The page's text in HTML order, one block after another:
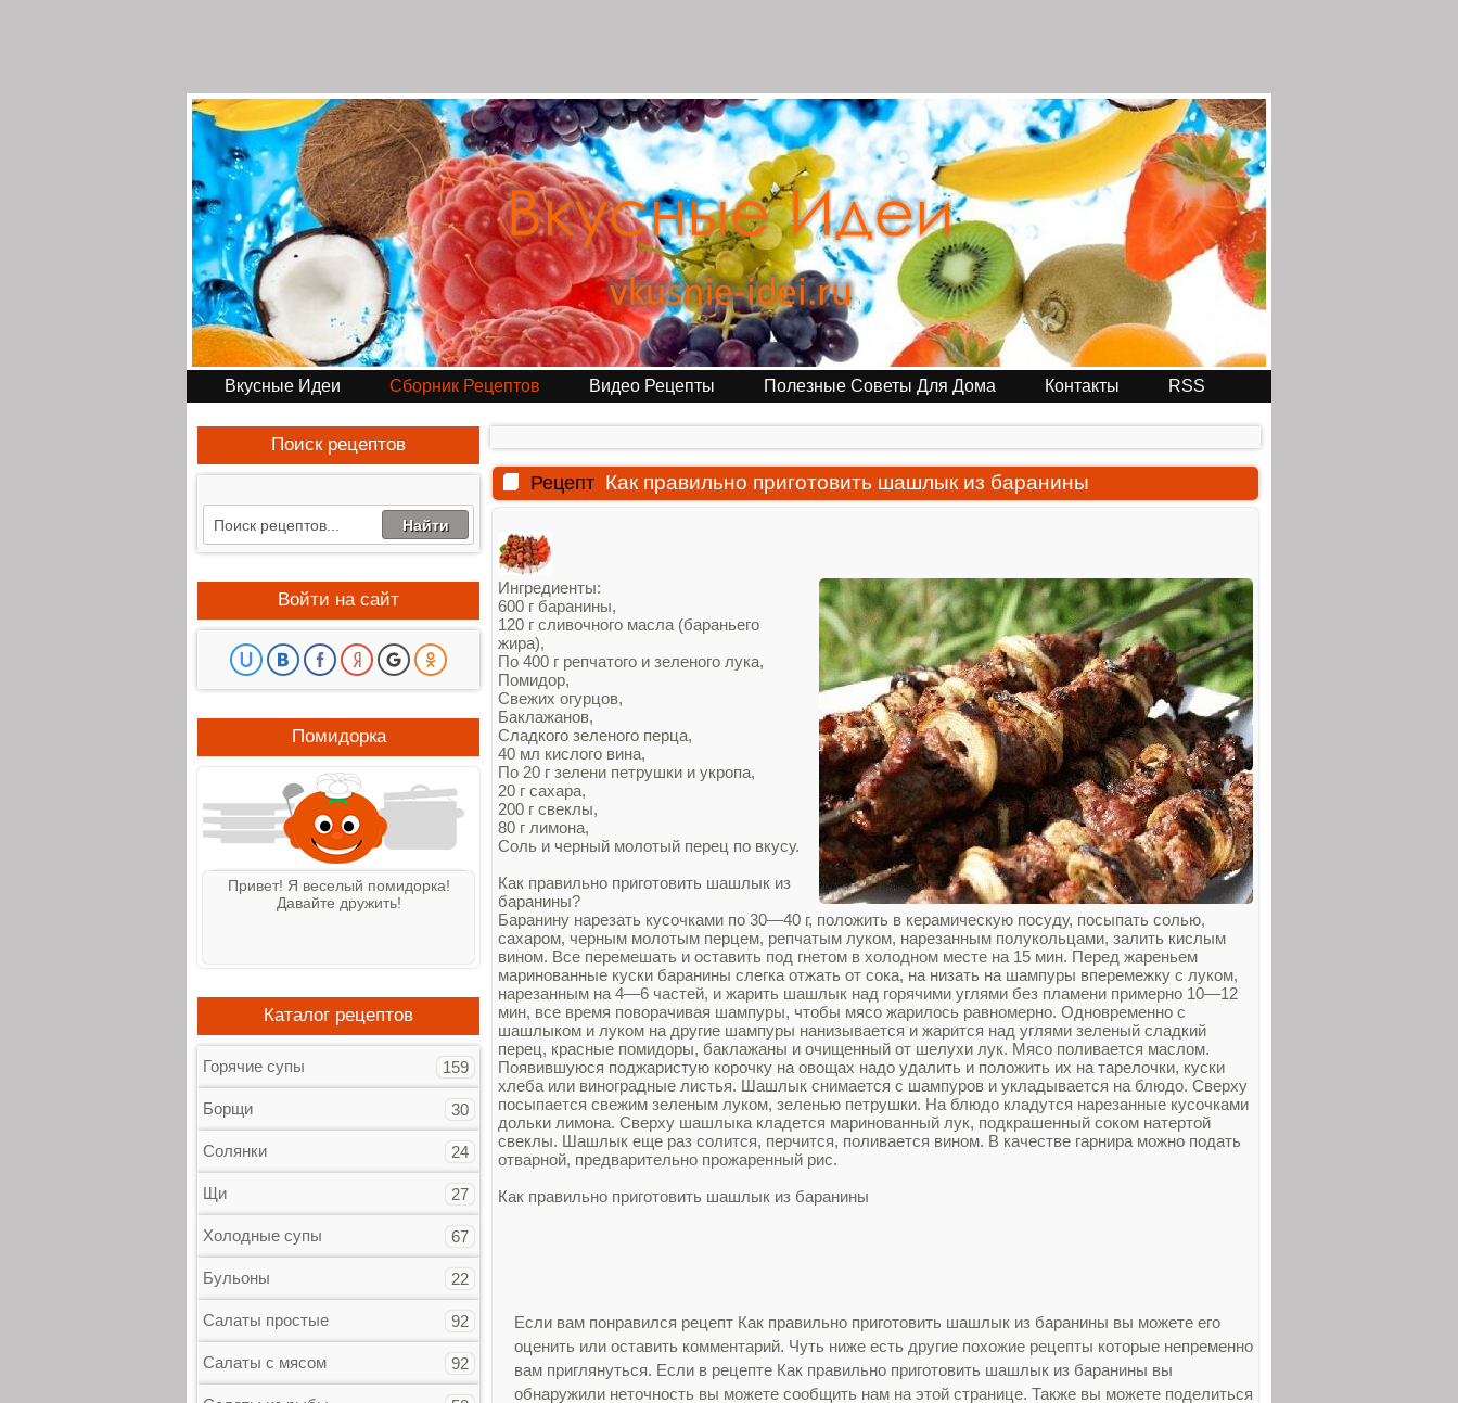
Вкусные Идеи Сборник Рецептов Видео Рецепты Полезные Советы Для Дома Контакты RSS
Рецепт Как правильно приготовить шашлык из баранины
Ингредиенты:
600 г баранины,
120 г сливочного масла (бараньего
жира),
По 400 г репчатого и зеленого лука,
Помидор,
Свежих огурцов,
Баклажанов,
Сладкого зеленого перца,
40 мл кислого вина,
По 20 г зелени петрушки и укропа,
20 г сахара,
200 г свеклы,
80 г лимона,
Соль и черный молотый перец по вкусу.
Как правильно приготовить шашлык из
баранины?
Баранину нарезать кусочками по 30—40 г, положить в керамическую посуду, посыпать солью,
сахаром, черным молотым перцем, репчатым луком, нарезанным полукольцами, залить кислым
вином. Все перемешать и оставить под гнетом в холодном месте на 15 мин. Перед жареньем
маринованные куски баранины слегка отжать от сока, на низать на шампуры вперемежку с луком,
нарезанным на 4—6 частей, и жарить шашлык над горячими углями без пламени примерно 10—12
мин, все время поворачивая шампуры, чтобы мясо жарилось равномерно. Одновременно с
шашлыком и луком на другие шампуры нанизывается и жарится над углями зеленый сладкий
перец, красные помидоры, баклажаны и очищенный от шелухи лук. Мясо поливается маслом.
Появившуюся поджаристую корочку на овощах надо удалить и положить их на тарелочки, куски
хлеба или виноградные листья. Шашлык снимается с шампуров и укладывается на блюдо. Сверху
посыпается свежим зеленым луком, зеленью петрушки. На блюдо кладутся нарезанные кусочками
дольки лимона. Сверху шашлыка кладется маринованный лук, подкрашенный соком натертой
свеклы. Шашлык еще раз солится, перчится, поливается вином. В качестве гарнира можно подать
отварной, предварительно прожаренный рис.
Как правильно приготовить шашлык из баранины
Если вам понравился рецепт Как правильно приготовить шашлык из баранины вы можете его
оценить или оставить комментарий. Чуть ниже есть другие похожие рецепты которые непременно
вам приглянуться. Если в рецепте Как правильно приготовить шашлык из баранины вы
обнаружили неточность вы можете сообщить нам на этой странице. Также вы можете поделиться
Поиск рецептов
Войти на сайт
Помидорка
Привет! Я веселый помидорка!
Давайте дружить!
Каталог рецептов
Горячие супы 159
Борщи 30
Солянки 24
Щи 27
Холодные супы 67
Бульоны 22
Салаты простые 92
Салаты с мясом 92